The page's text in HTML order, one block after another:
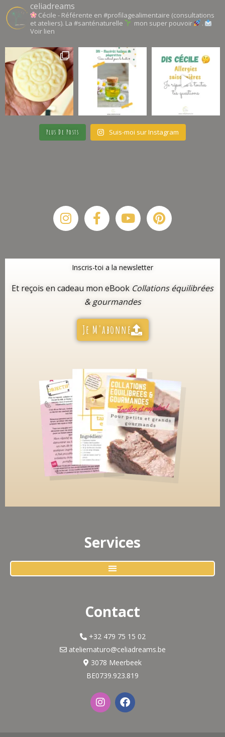
celiadreams
Cécile - Référente en #profilagealimentaire (consultations
et ateliers). La #santénaturelle
mon super pouvoir
.
Voir lien
Plus De Posts Suis-moi sur Instagram
InstagramFacebook-
f
YoutubePinterest
Inscris-toi a la newsletter
Et reçois en cadeau mon eBook Collations équilibrées
& gourmandes
Je M'abonne
Services
Contact
+32 479 75 15 02
ateliernaturo@celiadreams.be
3078 Meerbeek
BE0739.923.819
I
n
s
F
a
c